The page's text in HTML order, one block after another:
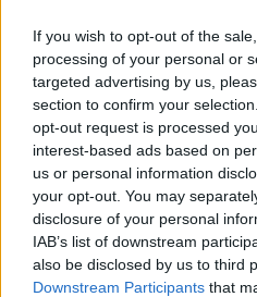
If you wish to opt-out of the
processing of your personal or
targeted advertising by us,
section to confirm your
opt-out request is processed
interest-based ads based on
us or personal information
your opt-out. You may
disclosure of your personal
IAB’s list of downstream
also be disclosed by us to third
Downstream Participants that
όπως ολοκληρώθηκε η
για την παραμονή,
ομάδα βάσει της
Ως κλαμπ στην Ελλάδα,
τις ομάδες που σου
ανθρώπους που ανά
βοηθούν – είναι πάρα
όσοι είναι μέσα στην